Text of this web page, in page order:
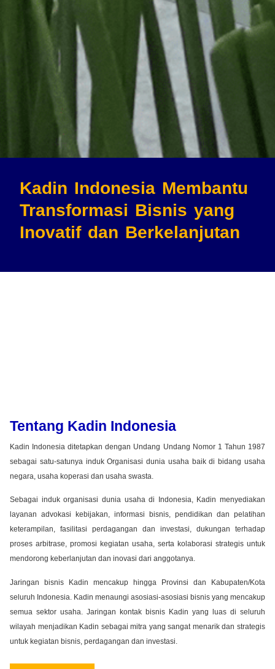
Kadin Indonesia Membantu
Transformasi Bisnis yang
Inovatif dan Berkelanjutan
Tentang Kadin Indonesia
Kadin Indonesia ditetapkan dengan Undang Undang Nomor 1 Tahun 1987
sebagai satu-satunya induk Organisasi dunia usaha baik di bidang usaha
negara, usaha koperasi dan usaha swasta.
Sebagai induk organisasi dunia usaha di Indonesia, Kadin menyediakan
layanan advokasi kebijakan, informasi bisnis, pendidikan dan pelatihan
keterampilan, fasilitasi perdagangan dan investasi, dukungan terhadap
proses arbitrase, promosi kegiatan usaha, serta kolaborasi strategis untuk
mendorong keberlanjutan dan inovasi dari anggotanya.
Jaringan bisnis Kadin mencakup hingga Provinsi dan Kabupaten/Kota
seluruh Indonesia. Kadin menaungi asosiasi-asosiasi bisnis yang mencakup
semua sektor usaha. Jaringan kontak bisnis Kadin yang luas di seluruh
wilayah menjadikan Kadin sebagai mitra yang sangat menarik dan strategis
untuk kegiatan bisnis, perdagangan dan investasi.